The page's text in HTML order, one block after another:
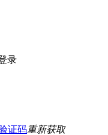
录
证码重新获取